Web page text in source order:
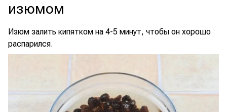
изюмом
Изюм залить кипятком на 4-5 минут, чтобы он хорошо
распарился.